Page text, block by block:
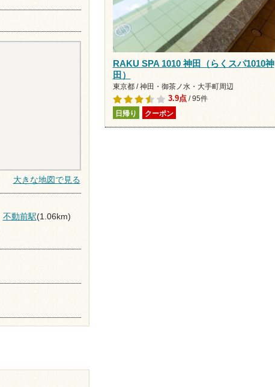
大きな地図で見る
不動前駅(1.06km)
RAKU SPA 1010 神田（らくスパ1010神
田）
東京都 / 神田・御茶ノ水・大手町周辺
3.9点/ 95件
日帰り クーポン